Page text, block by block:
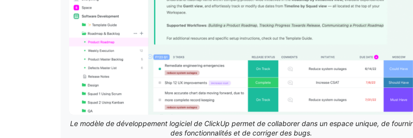
Le modèle de développement logiciel de ClickUp permet de collaborer dans un espace unique, de fournir
des fonctionnalités et de corriger des bugs.